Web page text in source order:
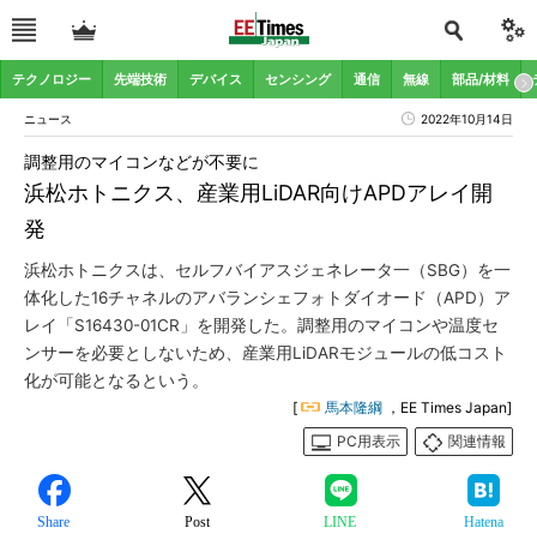
テクノロジー 先端技術 デバイス センシング 通信 無線 部品/材料
ニュース 2022年10月14日
浜松ホトニクス、産業用LiDAR向けAPDアレイ開
発
調整用のマイコンなどが不要に
浜松ホトニクスは、セルフバイアスジェネレータ一（SBG）を一
体化した16チャネルのアバランシェフォトダイオード（APD）ア
レイ「S16430-01CR」を開発した。調整用のマイコンや温度セ
ンサーを必要としないため、産業用LiDARモジュールの低コスト
化が可能となるという。
[ 馬本隆綱 ，EE Times Japan]
PC用表示
関連情報
Share Post LINE Hatena